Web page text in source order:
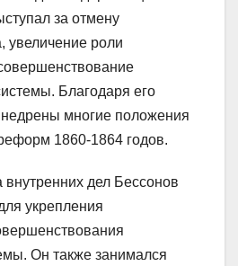
за отмену
увеличение роли
Благодаря его
многие положения
1860-1864 годов.
внутренних дел Бессонов
укрепления
Он также занимался